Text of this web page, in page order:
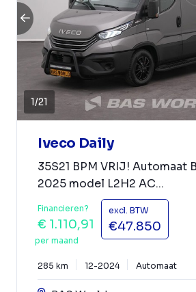
1/21
Iveco Daily
35S21 BPM VRIJ! Automaat
2025 model L2H2 AC...
Financieren?
€ 1.110,91
per maand
excl. BTW
€47.850
285 km 12-2024 Automaat